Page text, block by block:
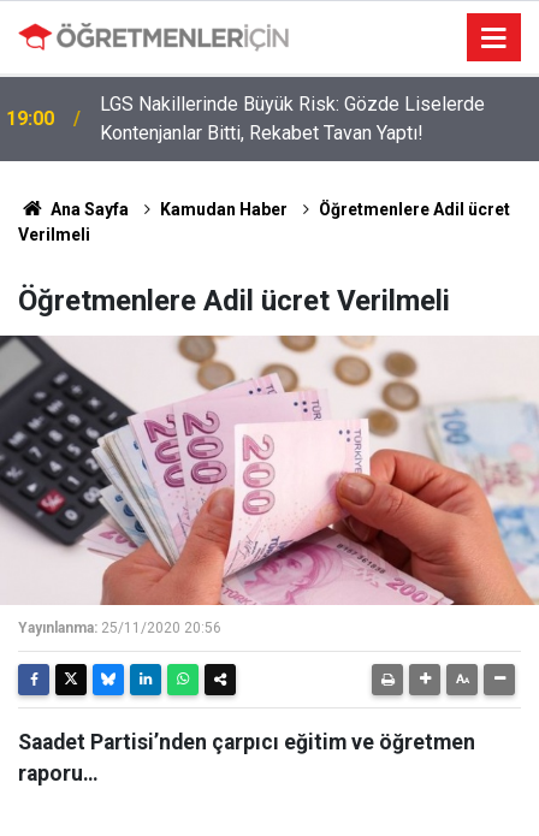
19:00
LGS Nakillerinde Büyük Risk: Gözde Liselerde
Kontenjanlar Bitti, Rekabet Tavan Yaptı!
Ana Sayfa Kamudan Haber
Öğretmenlere Adil ücret
Verilmeli
Öğretmenlere Adil ücret Verilmeli
Yayınlanma: 25/11/2020 20:56
Saadet Partisi’nden çarpıcı eğitim ve öğretmen
raporu…